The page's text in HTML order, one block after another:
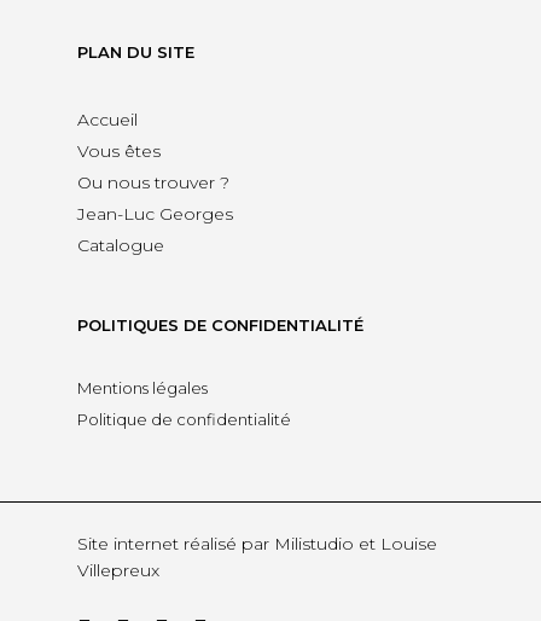
PLAN DU SITE
Accueil
Vous êtes
Ou nous trouver ?
Jean-Luc Georges
Catalogue
POLITIQUES DE CONFIDENTIALITÉ
Mentions légales
Politique de confidentialité
Site internet réalisé par Milistudio et Louise
Villepreux